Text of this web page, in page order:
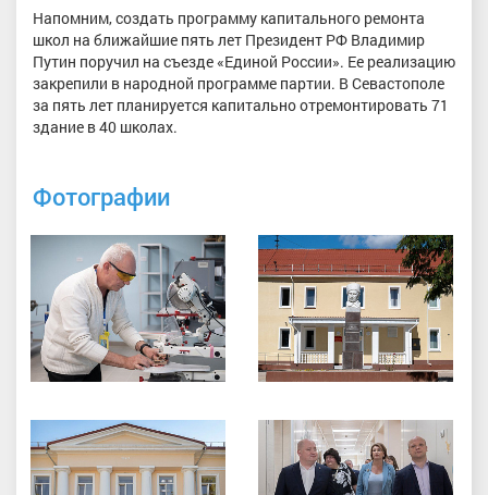
Напомним, создать программу капитального ремонта
школ на ближайшие пять лет Президент РФ Владимир
Путин поручил на съезде «Единой России». Ее реализацию
закрепили в народной программе партии. В Севастополе
за пять лет планируется капитально отремонтировать 71
здание в 40 школах.
Фотографии